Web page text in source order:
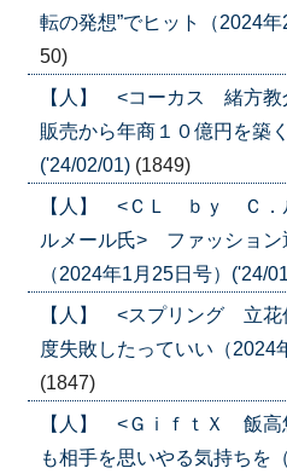
転の発想”でヒット（2024
50)
【人】 <コーカス 緒方
販売から年商１０億円を築
('24/02/01) (1849)
【人】 <ＣＬ ｂｙ Ｃ．
ルメール氏> ファッション
（2024年1月25日号）('24/
【人】 <スプリング 立
度失敗したっていい（2024
(1847)
【人】 <ＧｉｆｔＸ 飯
も相手を思いやる気持ちを